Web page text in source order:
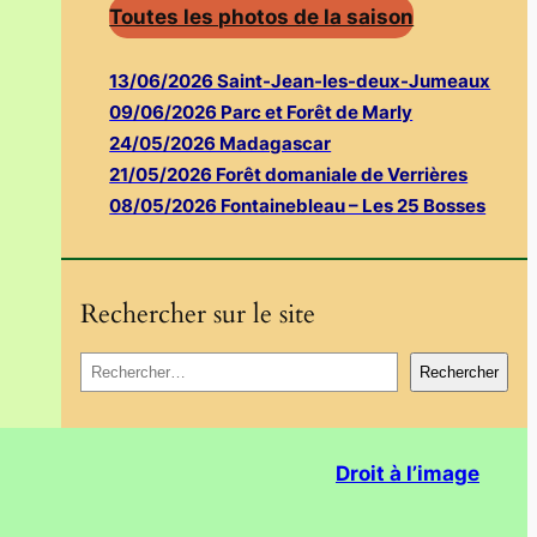
Toutes les photos de la saison
13/06/2026 Saint-Jean-les-deux-Jumeaux
09/06/2026 Parc et Forêt de Marly
24/05/2026 Madagascar
21/05/2026 Forêt domaniale de Verrières
08/05/2026 Fontainebleau – Les 25 Bosses
Rechercher sur le site
R
e
c
Rechercher
Droit à l’image